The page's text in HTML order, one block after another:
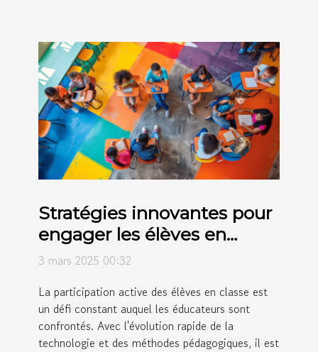
Stratégies innovantes pour
engager les élèves en
classe
3 mars 2025 00:32
La participation active des élèves en classe est
un défi constant auquel les éducateurs sont
confrontés. Avec l'évolution rapide de la
technologie et des méthodes pédagogiques, il est